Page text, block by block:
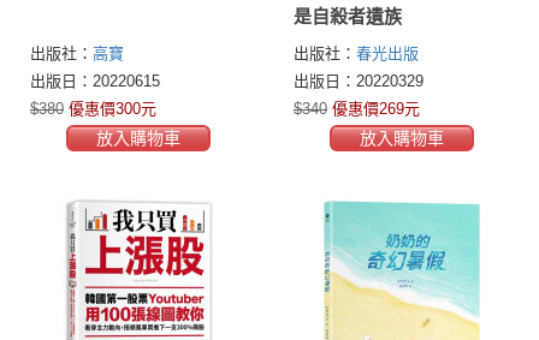
出版社： 高寶
出版日：20220615
$380 優惠價300元
放入購物車
是自殺者遺族
出版社： 春光出版
出版日：20220329
$340 優惠價269元
放入購物車